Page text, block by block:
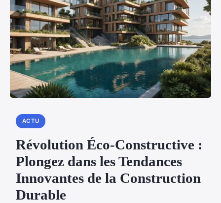
ACTU
Révolution Éco-Constructive :
Plongez dans les Tendances
Innovantes de la Construction
Durable